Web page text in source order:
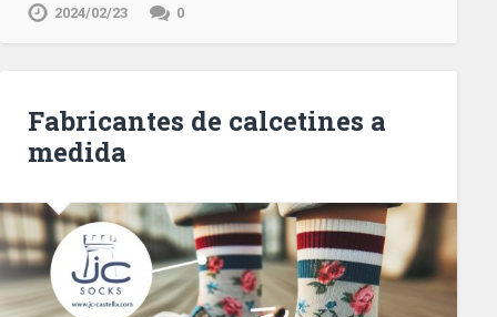
2024/02/23 0
Fabricantes de calcetines a
medida